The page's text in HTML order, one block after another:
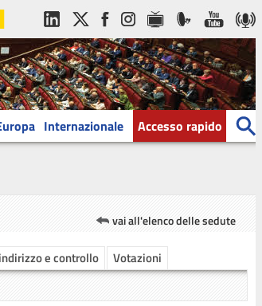
Internazionale Accesso rapido
vai all'elenco delle sedute
e controllo Votazioni